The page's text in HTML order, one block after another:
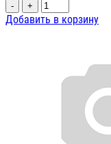
- +
Добавить в корзину